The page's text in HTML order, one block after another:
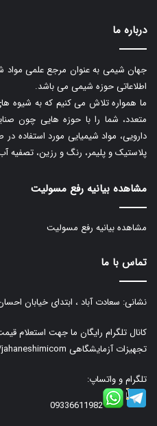
درباره ما
جهان شیمی به عنوان مرجع علمی مواد
اطلاعاتی حوزه شیمی می باشد.
ما همواره تلاش می کنیم که به شیوه
متعدد، شما را با حوزه هایی چون
دارویی، مواد شیمیایی مورد استفاده
پلاستیک و پلیمر، رنگ و رزین، تصفیه
مشاهده بیانیه رفع مسولیت
مشاهده بیانیه رفع مسولیت
تماس با ما
نشانی: سعادت آباد ، ابتدای خیابان
کانال تلگرام رایگان ما جهت استعلام
تجهیزات آزمایشگاهی
تلگرام و واتساپ:
09336611982